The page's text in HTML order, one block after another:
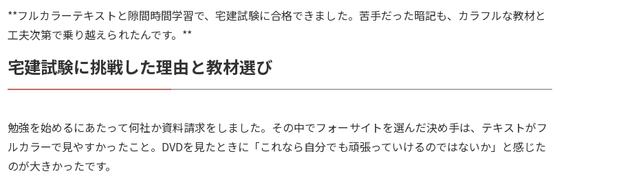
**フルカラーテキストと隙間時間学習で、宅建試験に合格できました。苦手だった暗記も、カラフルな教材と
工夫次第で乗り越えられたんです。**
宅建試験に挑戦した理由と教材選び
勉強を始めるにあたって何社か資料請求をしました。その中でフォーサイトを選んだ決め手は、テキストがフ
ルカラーで見やすかったこと。DVDを見たときに「これなら自分でも頑張っていけるのではないか」と感じた
のが大きかったです。